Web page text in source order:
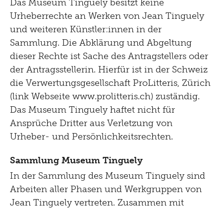
Das Museum Tinguely besitzt keine
Urheberrechte an Werken von Jean Tinguely
und weiteren Künstler:innen in der
Sammlung. Die Abklärung und Abgeltung
dieser Rechte ist Sache des Antragstellers oder
der Antragsstellerin. Hierfür ist in der Schweiz
die Verwertungsgesellschaft ProLitteris, Zürich
(link Webseite www.prolitteris.ch) zuständig.
Das Museum Tinguely haftet nicht für
Ansprüche Dritter aus Verletzung von
Urheber- und Persönlichkeitsrechten.
Sammlung Museum Tinguely
In der Sammlung des Museum Tinguely sind
Arbeiten aller Phasen und Werkgruppen von
Jean Tinguely vertreten. Zusammen mit